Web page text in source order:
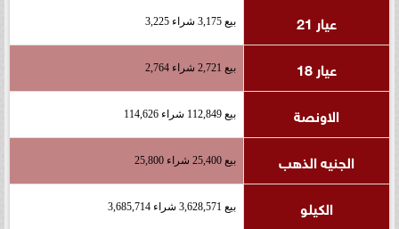
عيار 21 بيع 3,175 شراء 3,225
عيار 18 بيع 2,721 شراء 2,764
الاونصة بيع 112,849 شراء 114,626
الجنيه الذهب بيع 25,400 شراء 25,800
الكيلو بيع 3,628,571 شراء 3,685,714